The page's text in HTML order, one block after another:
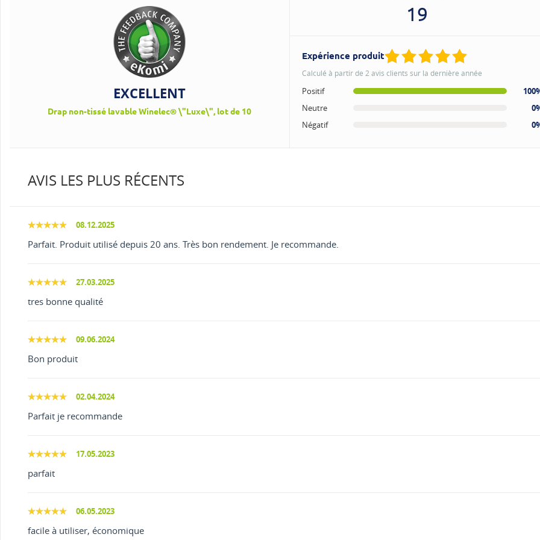
EXCELLENT
Drap non-tissé lavable Winelec® \"Luxe\", lot de 10
19
Expérience produit
Calculé à partir de 2 avis clients sur la dernière année
Positif
Neutre
Négatif
AVIS LES PLUS RÉCENTS
08.12.2025
Parfait. Produit utilisé depuis 20 ans. Très bon rendement. Je recommande.
27.03.2025
tres bonne qualité
09.06.2024
Bon produit
02.04.2024
Parfait je recommande
17.05.2023
parfait
06.05.2023
facile à utiliser, économique